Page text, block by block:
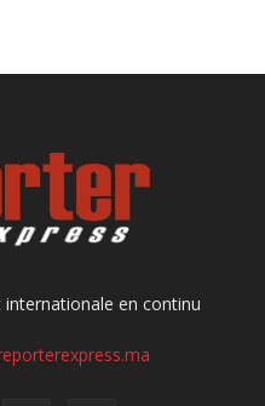
en continu